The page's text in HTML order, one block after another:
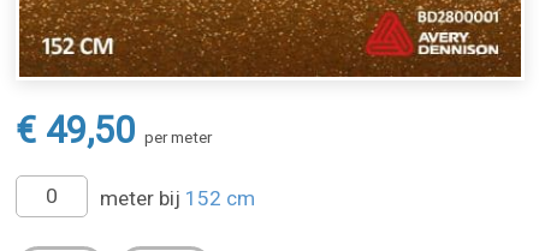
€ 49,50 per meter
meter bij 152 cm